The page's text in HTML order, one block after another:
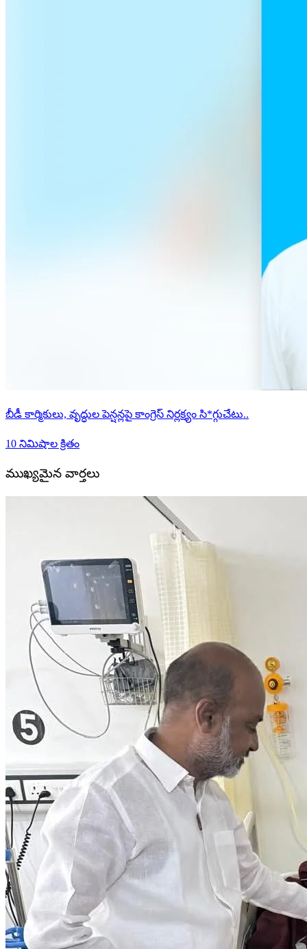
బీడీ కార్మికులు, వృద్ధుల పెన్షన్లపై కాంగ్రెస్ నిర్లక్ష్యం సి*గ్గుచేటు..
10 నిమిషాల క్రితం
ముఖ్యమైన వార్తలు